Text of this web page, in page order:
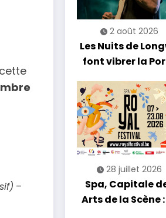
–
2 août 2026
Les Nuits de
font vibrer la
soirée entre
découvertes et
énergie reggae
28 juillet 2026
Spa, Capitale
Arts de la Scène :